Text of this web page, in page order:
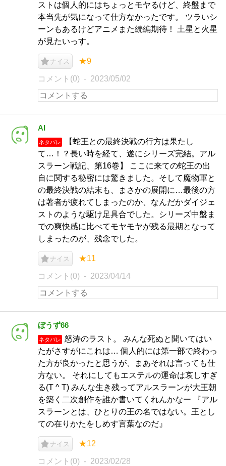
ストは個人的にはちょっとモヤるけど、終盤まで
本当先が気になって仕方なかったです。 ツラいシ
ーンもあるけどアニメまた続編期待！ 土星と火星
が見たいっす。
ナイス ★9
コメント(0) 2023/05/02
AI
ネタバレ
【蛇王との最終決戦の行方は果たし
て…！？長い時を経て、遂にシリーズ完結。アル
スラーン戦記、第16巻】 ここに来ての蛇王の出
自に関する秘密には驚きました。そして魔物軍と
の最終決戦の結末も、まさかの展開に…最後の方
は著者が疲れてしまったのか、なんだかダイジェ
ストのような駆け足具合でした。シリーズ中盤ま
での爽快感に比べてモヤモヤが残る最期となって
しまったのが、残念でした。
ナイス ★11
コメント(0) 2023/04/14
ぼうず66
ネタバレ
怒涛のラスト。 みんな死ぬと聞いてはい
たがさすがにこれは… 個人的には第一部で終わっ
た方が良かったと思うが、まあそれは言っても仕
方ない。 それにしてもエステルの運命は哀しすぎ
る(T ^ T) みんな生き残ってアルスラーンが大王朝
を築く二次創作を誰か書いてくれんかなー 『アル
スラーンとは、ひとりの王の名ではない。王とし
ての在りかたをしめす言葉なのだ』
ナイス ★12
コメント(0) 2023/02/28